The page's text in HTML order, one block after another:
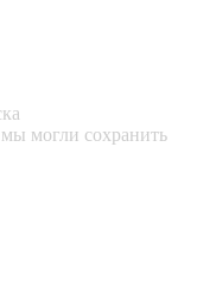
могли сохранить